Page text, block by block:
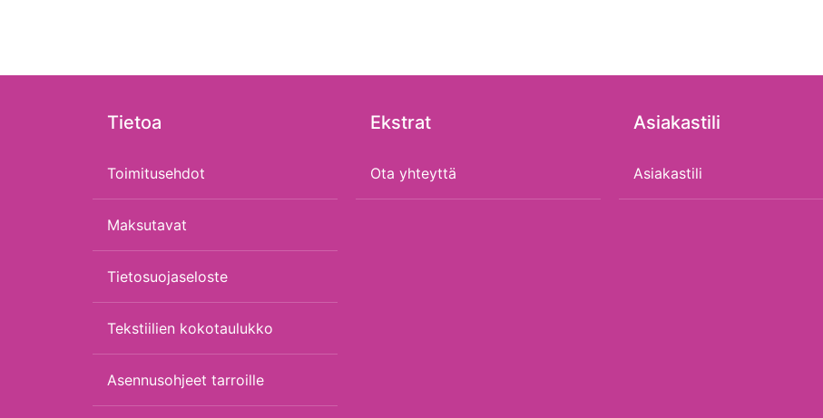
Tietoa
Toimitusehdot
Maksutavat
Tietosuojaseloste
Tekstiilien kokotaulukko
Asennusohjeet tarroille
Ekstrat
Ota yhteyttä
Asiakastili
Asiakastili